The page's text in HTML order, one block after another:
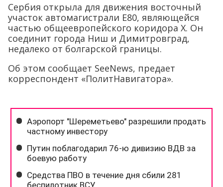
Сербия открыла для движения восточный
участок автомагистрали E80, являющейся
частью общеевропейского коридора X. Он
соединит города Ниш и Димитровград,
недалеко от болгарской границы.
Об этом сообщает SeeNews, предает
корреспондент «ПолитНавигатора».